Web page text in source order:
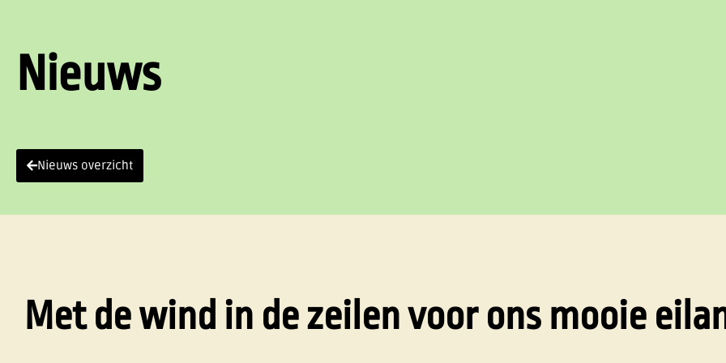
Nieuws
Nieuws overzicht
Met de wind in de zeilen voor ons mooie